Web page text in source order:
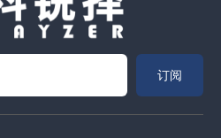
订阅